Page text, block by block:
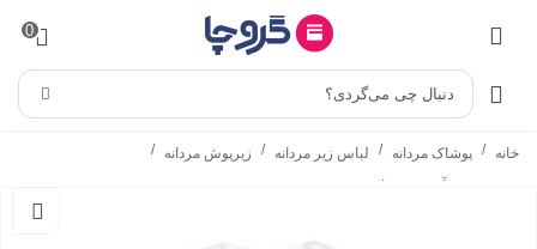
0
دنبال چی می‌گردی؟
خانه / پوشاک مردانه / لباس زیر مردانه / زیرپوش مردانه /
زیرپوش نیم آستین مردانه